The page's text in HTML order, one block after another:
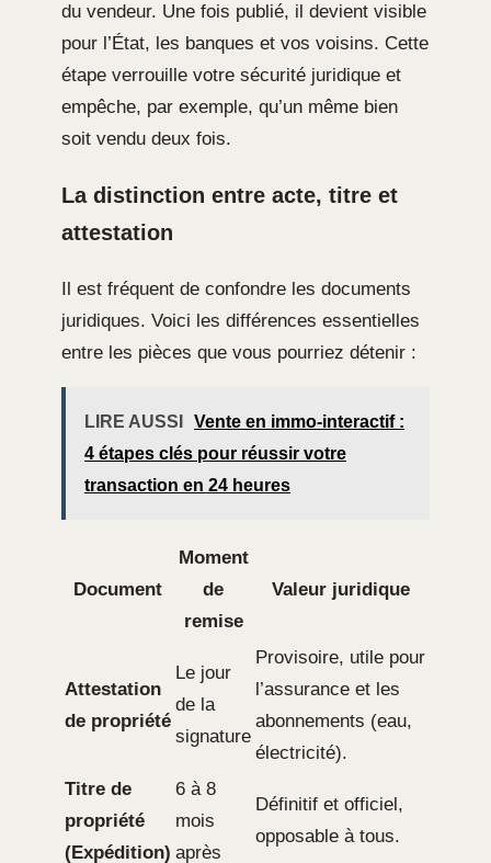
du vendeur. Une fois publié, il devient visible
pour l’État, les banques et vos voisins. Cette
étape verrouille votre sécurité juridique et
empêche, par exemple, qu’un même bien
soit vendu deux fois.
La distinction entre acte, titre et
attestation
Il est fréquent de confondre les documents
juridiques. Voici les différences essentielles
entre les pièces que vous pourriez détenir :
LIRE AUSSI
Vente en immo-interactif :
4 étapes clés pour réussir votre
transaction en 24 heures
Document
Moment
de
remise
Valeur juridique
Attestation
de propriété
Le jour
de la
signature
Provisoire, utile pour
l’assurance et les
abonnements (eau,
électricité).
Titre de
propriété
(Expédition)
6 à 8
mois
après
Définitif et officiel,
opposable à tous.